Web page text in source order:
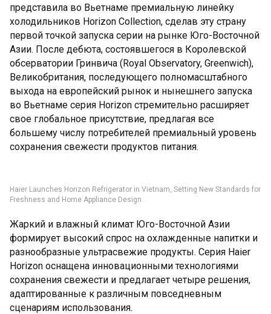
представила во Вьетнаме премиальную линейку
холодильников Horizon Collection, сделав эту страну
первой точкой запуска серии на рынке Юго-Восточной
Азии. После дебюта, состоявшегося в Королевской
обсерватории Гринвича (Royal Observatory, Greenwich),
Великобритания, последующего полномасштабного
выхода на европейский рынок и нынешнего запуска
во Вьетнаме серия Horizon стремительно расширяет
свое глобальное присутствие, предлагая все
большему числу потребителей премиальный уровень
сохранения свежести продуктов питания.
Haier Launches Horizon Refrigerator in Vietnam, Setting New Standards for
Freshness and Home Appliance Design
Жаркий и влажный климат Юго-Восточной Азии
формирует высокий спрос на охлажденные напитки и
разнообразные ультрасвежие продукты. Серия Haier
Horizon оснащена инновационными технологиями
сохранения свежести и предлагает четыре решения,
адаптированные к различным повседневным
сценариям использования.